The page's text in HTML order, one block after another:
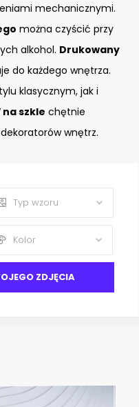
mechanicznymi.
można czyścić przy
alkohol. Drukowany
do każdego wnętrza.
klasycznym, jak i
na szkle chętnie
wnętrz.
Typ wzoru
Kolor
ZDJĘCIA